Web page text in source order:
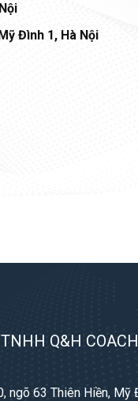
trình còn cung
phá và phát triển
Đình 1, Hà Nội
Q&H
ngõ 63 Thiên Hiền, Mỹ